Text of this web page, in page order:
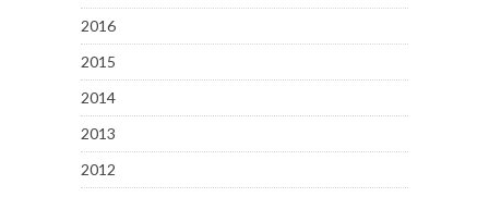
2016
2015
2014
2013
2012